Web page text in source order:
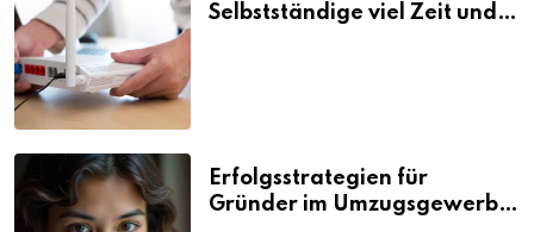
Selbstständige viel Zeit und
Erfolgsstrategien für
Gründer im Umzugsgewerbe